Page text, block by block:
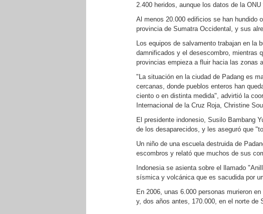
2.400 heridos, aunque los datos de la
Al menos 20.000 edificios se han hundido
provincia de Sumatra Occidental, y sus
Los equipos de salvamento trabajan en la
damnificados y el desescombro, mientras
provincias empieza a fluir hacia las zonas
"La situación en la ciudad de Padang es
cercanas, donde pueblos enteros han
ciento o en distinta medida", advirtió la
Internacional de la Cruz Roja, Christine
El presidente indonesio, Susilo Bambang
de los desaparecidos, y les aseguró que
Un niño de una escuela destruida de
escombros y relató que muchos de sus
Indonesia se asienta sobre el llamado
sísmica y volcánica que es sacudida por
En 2006, unas 6.000 personas murieron
y, dos años antes, 170.000, en el norte de